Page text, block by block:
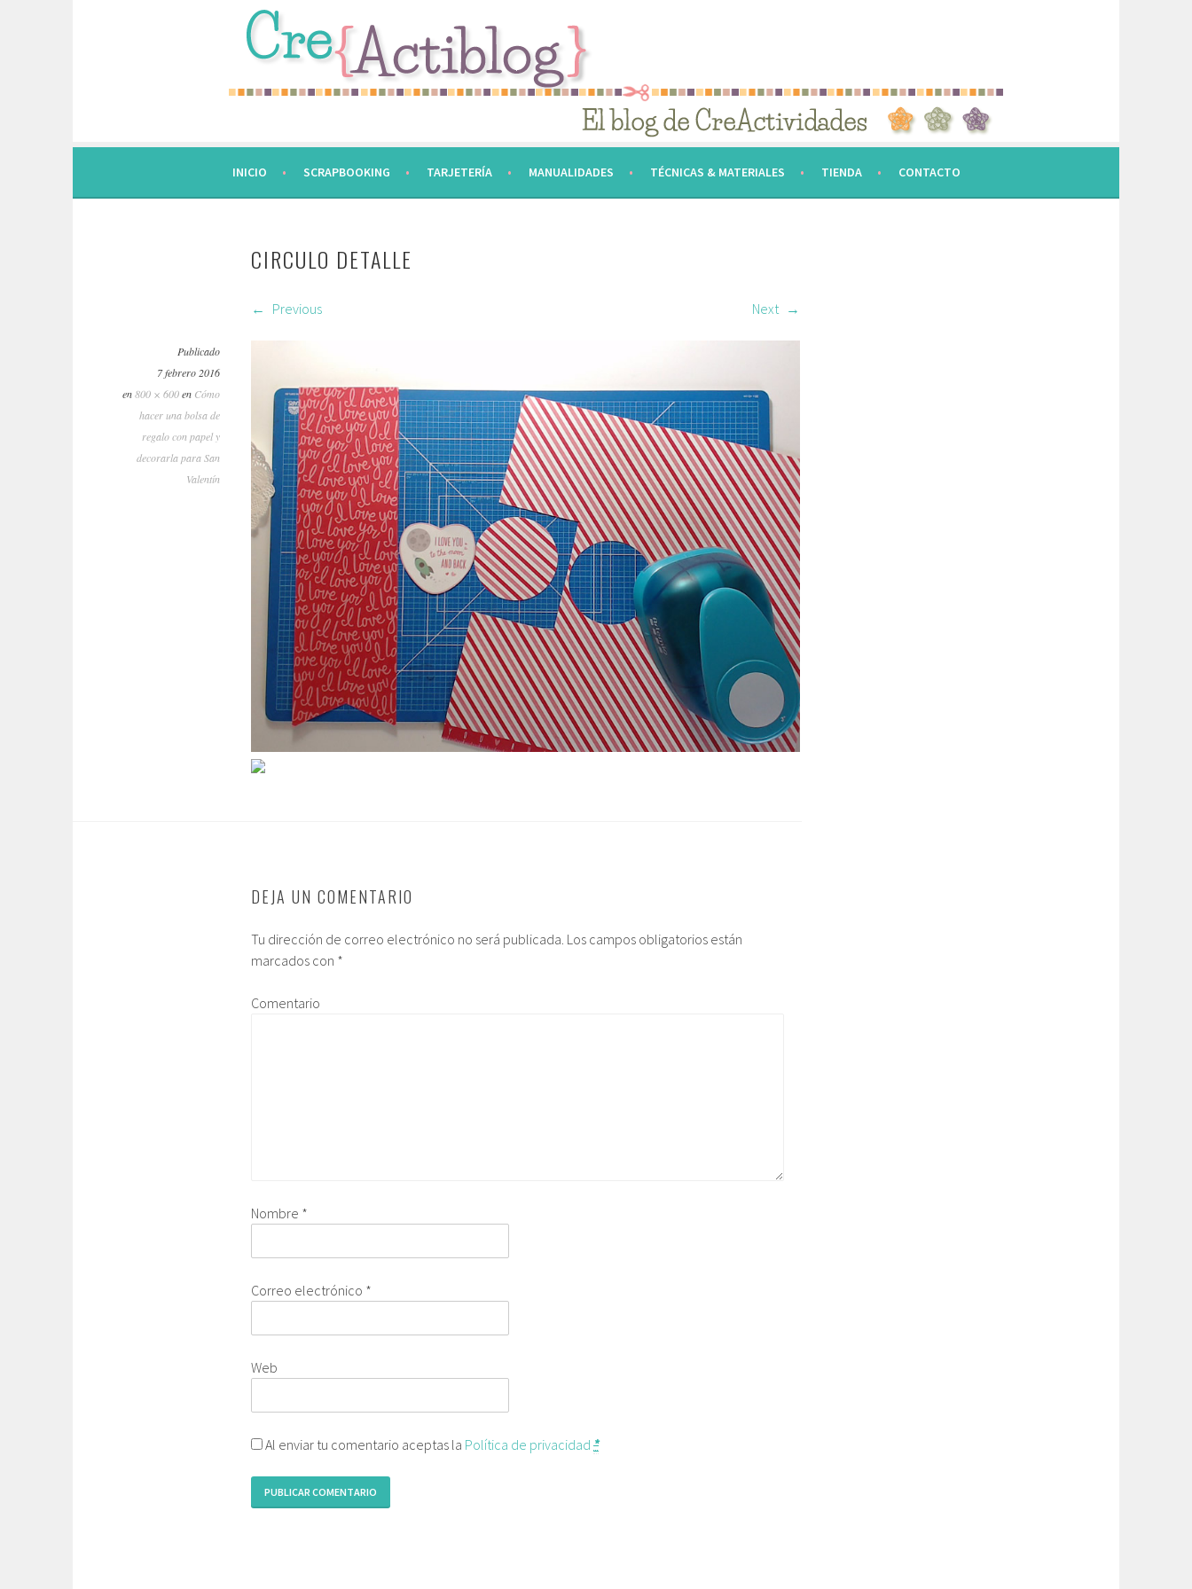
INICIO SCRAPBOOKING TARJETERÍA MANUALIDADES TÉCNICAS & MATERIALES TIENDA CONTACTO
CIRCULO DETALLE
Previous Next
Publicado
7 febrero 2016
en800 × 600en Cómo
hacer una bolsa de
regalo con papel y
decorarla para San
Valentín
DEJA UN COMENTARIO
Tu dirección de correo electrónico no será publicada. Los campos obligatorios están
marcados con *
Comentario
Nombre *
Correo electrónico *
Web
Al enviar tu comentario aceptas la Política de privacidad *